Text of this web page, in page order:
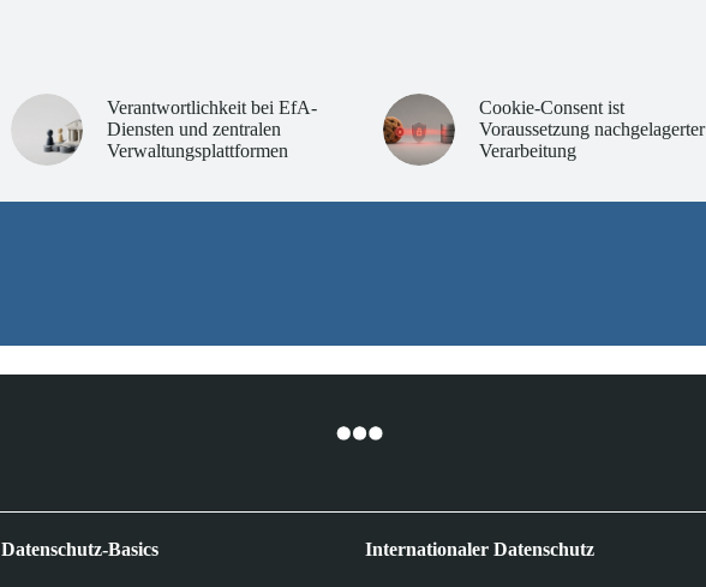
Verantwortlichkeit bei EfA-
Diensten und zentralen
Verwaltungsplattformen
Cookie-Consent ist
Voraussetzung nachgelagerter
Verarbeitung
Datenschutz-Basics Internationaler Datenschutz